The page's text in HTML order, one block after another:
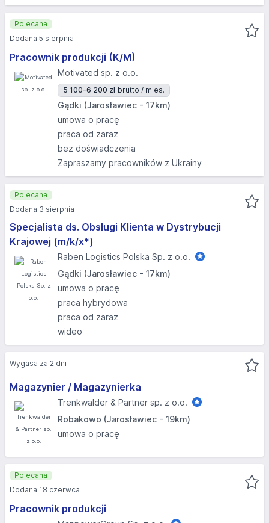
Pracownik produkcji (K/M)
Motivated sp. z o.o.
5 100-6 200 zł brutto / mies.
Gądki (Jarosławiec - 17km)
umowa o pracę
praca od zaraz
bez doświadczenia
Zapraszamy pracowników z Ukrainy
Polecana
Dodana 5 sierpnia
Specjalista ds. Obsługi Klienta w Dystrybucji
Krajowej (m/k/x*)
Raben Logistics Polska Sp. z o.o.
Gądki (Jarosławiec - 17km)
umowa o pracę
praca hybrydowa
praca od zaraz
wideo
Polecana
Dodana 3 sierpnia
Magazynier / Magazynierka
Trenkwalder & Partner sp. z o.o.
Robakowo (Jarosławiec - 19km)
umowa o pracę
Wygasa za 2 dni
Pracownik produkcji
Polecana
Dodana 18 czerwca